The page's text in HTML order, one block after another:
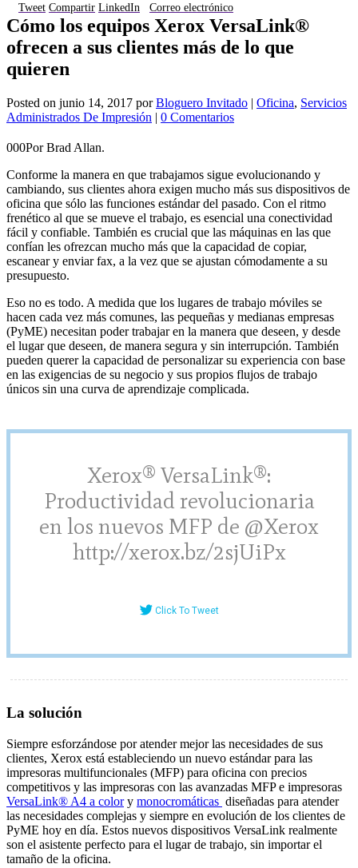
Tweet Compartir LinkedIn Correo electrónico
Cómo los equipos Xerox VersaLink®
ofrecen a sus clientes más de lo que
quieren
Posted on junio 14, 2017 porBloguero Invitado | Oficina, Servicios
Administrados De Impresión | 0 Comentarios
000Por Brad Allan.
Conforme la manera en que trabajamos sigue evolucionando y
cambiando, sus clientes ahora exigen mucho más sus dispositivos de
oficina que sólo las funciones estándar del pasado. Con el ritmo
frenético al que se mueve el trabajo, es esencial una conectividad
fácil y confiable. También es crucial que las máquinas en las que
confían les ofrezcan mucho más que la capacidad de copiar,
escanear y enviar fax, a la vez que se ajustan cómodamente a su
presupuesto.
Eso no es todo. A medida que los lugares de trabajo móviles se
hacen cada vez más comunes, las pequeñas y medianas empresas
(PyME) necesitan poder trabajar en la manera que deseen, y desde
el lugar que deseen, de manera segura y sin interrupción. También
pueden querer la capacidad de personalizar su experiencia con base
en las exigencias de su negocio y sus propios flujos de trabajo
únicos sin una curva de aprendizaje complicada.
Xerox® VersaLink®:
Productividad revolucionaria
en los nuevos MFP de @Xerox
http://xerox.bz/2sjUiPx
Click To Tweet
La solución
Siempre esforzándose por atender mejor las necesidades de sus
clientes, Xerox está estableciendo un nuevo estándar para las
impresoras multifuncionales (MFP) para oficina con precios
competitivos y las impresoras con las avanzadas MFP e impresoras
VersaLink® A4 a colory monocromáticas diseñadas para atender
las necesidades complejas y siempre en evolución de los clientes de
PyME hoy en día. Estos nuevos dispositivos VersaLink realmente
son el asistente perfecto para el lugar de trabajo, sin importar el
tamaño de la oficina.